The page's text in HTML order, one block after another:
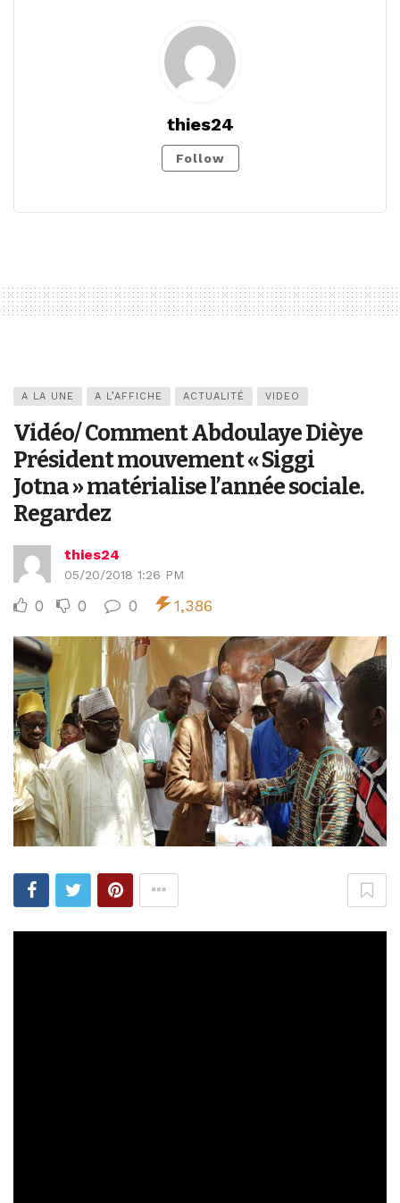
thies24
Follow
A LA UNE A L’AFFICHE ACTUALITÉ VIDEO
Vidéo/ Comment Abdoulaye Dièye
Président mouvement « Siggi
Jotna » matérialise l’année sociale.
Regardez
thies24
05/20/2018 1:26 PM
0 0 0 1,386